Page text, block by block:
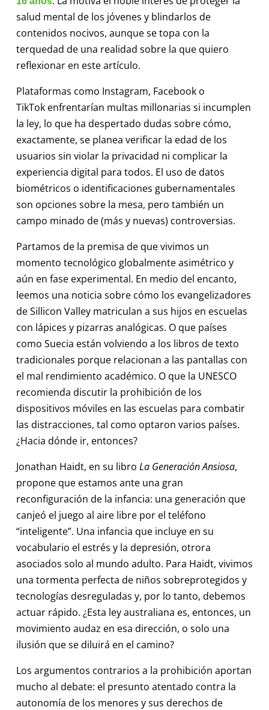
salud mental de los jóvenes y blindarlos de
contenidos nocivos, aunque se topa con la
terquedad de una realidad sobre la que quiero
reflexionar en este artículo.
Plataformas como Instagram, Facebook o
TikTok enfrentarían multas millonarias si incumplen
la ley, lo que ha despertado dudas sobre cómo,
exactamente, se planea verificar la edad de los
usuarios sin violar la privacidad ni complicar la
experiencia digital para todos. El uso de datos
biométricos o identificaciones gubernamentales
son opciones sobre la mesa, pero también un
campo minado de (más y nuevas) controversias.
Partamos de la premisa de que vivimos un
momento tecnológico globalmente asimétrico y
aún en fase experimental. En medio del encanto,
leemos una noticia sobre cómo los evangelizadores
de Sillicon Valley matriculan a sus hijos en escuelas
con lápices y pizarras analógicas. O que países
como Suecia están volviendo a los libros de texto
tradicionales porque relacionan a las pantallas con
el mal rendimiento académico. O que la UNESCO
recomienda discutir la prohibición de los
dispositivos móviles en las escuelas para combatir
las distracciones, tal como optaron varios países.
¿Hacia dónde ir, entonces?
Jonathan Haidt, en su libro La Generación Ansiosa,
propone que estamos ante una gran
reconfiguración de la infancia: una generación que
canjeó el juego al aire libre por el teléfono
“inteligente”. Una infancia que incluye en su
vocabulario el estrés y la depresión, otrora
asociados solo al mundo adulto. Para Haidt, vivimos
una tormenta perfecta de niños sobreprotegidos y
tecnologías desreguladas y, por lo tanto, debemos
actuar rápido. ¿Esta ley australiana es, entonces, un
movimiento audaz en esa dirección, o solo una
ilusión que se diluirá en el camino?
Los argumentos contrarios a la prohibición aportan
mucho al debate: el presunto atentado contra la
autonomía de los menores y sus derechos de